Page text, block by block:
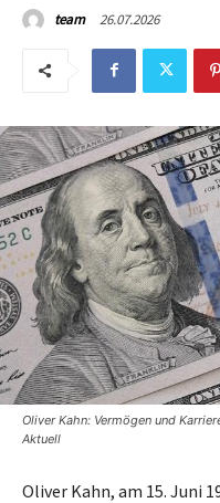
team 26.07.2026
Oliver Kahn: Vermögen und
Aktuell
Oliver Kahn, am 15. Juni